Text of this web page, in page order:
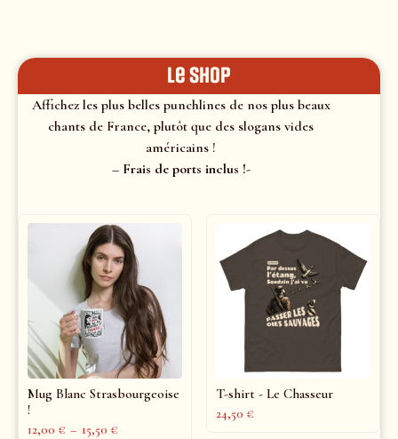
le shop
Affichez les plus belles punchlines de nos plus beaux
chants de France, plutôt que des slogans vides
américains !
– Frais de ports inclus !-
Mug Blanc Strasbourgeoise
!
12,00 € – 15,50 €
T-shirt - Le Chasseur
24,50 €